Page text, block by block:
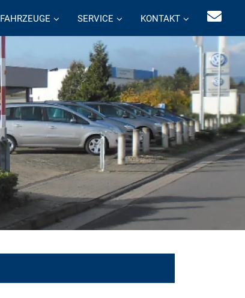
FAHRZEUGE SERVICE KONTAKT